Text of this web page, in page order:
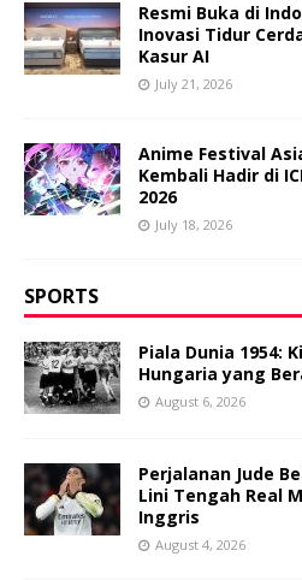
Resmi Buka di
Inovasi Tidur
Kasur AI
July 21, 2026
Anime Festival
Kembali Hadir di
2026
July 18, 2026
SPORTS
Piala Dunia 1954:
Hungaria yang
August 6, 2026
Perjalanan Jude
Lini Tengah Real
Inggris
August 4, 2026